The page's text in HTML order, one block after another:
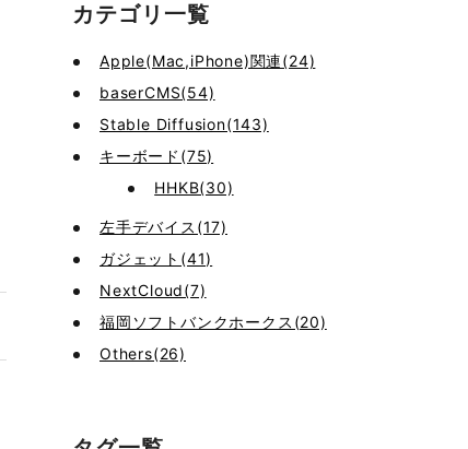
カテゴリ一覧
Apple(Mac,iPhone)関連(24)
baserCMS(54)
Stable Diffusion(143)
キーボード(75)
HHKB(30)
左手デバイス(17)
ガジェット(41)
NextCloud(7)
福岡ソフトバンクホークス(20)
Others(26)